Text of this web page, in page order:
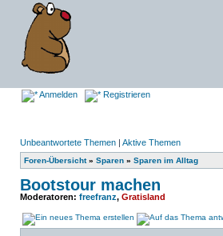
Anmelden Registrieren
Unbeantwortete Themen | Aktive Themen
Foren-Übersicht» Sparen » Sparen im Alltag
Bootstour machen
Moderatoren: freefranz, Gratisland